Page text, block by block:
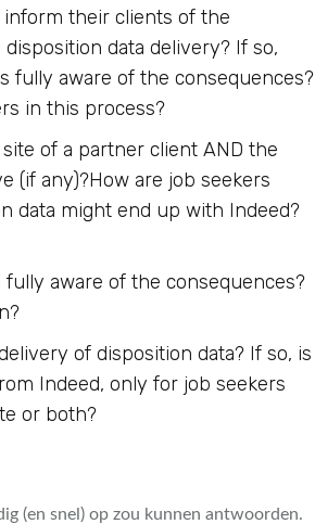
inform their clients of the
data delivery? If so,
fully aware of the consequences?
in this process?
of a partner client AND the
(if any)?How are job seekers
data might end up with Indeed?
aware of the consequences?
of disposition data? If so, is
Indeed, only for job seekers
or both?
(en snel) op zou kunnen antwoorden.